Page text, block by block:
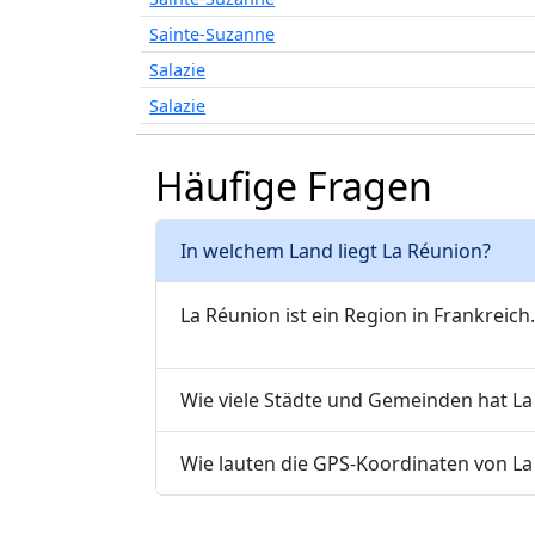
Sainte-Suzanne
Salazie
Salazie
Häufige Fragen
In welchem Land liegt La Réunion?
La Réunion ist ein Region in Frankreich.
Wie viele Städte und Gemeinden hat
Wie lauten die GPS-Koordinaten von